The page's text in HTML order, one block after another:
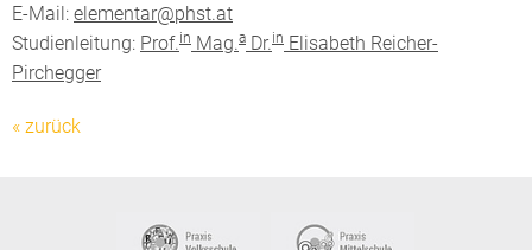
E-Mail: elementar@phst.at
Studienleitung: Prof. in Mag.a Dr. in Elisabeth Reicher-
Pirchegger
« zurück